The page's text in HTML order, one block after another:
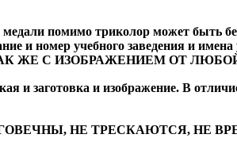
помимо триколор может быть
и номер учебного заведения и
ЖЕ С ИЗОБРАЖЕНИЕМ ОТ
и заготовка и изображение. В
НЕ ТРЕСКАЮТСЯ, НЕ